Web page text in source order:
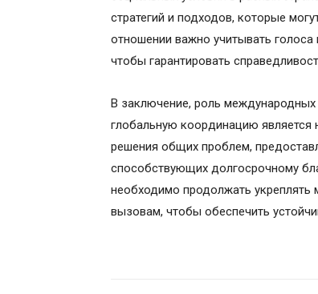
стратегий и подходов, которые
отношении важно учитывать
чтобы гарантировать
В заключение, роль международных
глобальную координацию является
решения общих проблем,
способствующих долгосрочному
необходимо продолжать
вызовам, чтобы обеспечить